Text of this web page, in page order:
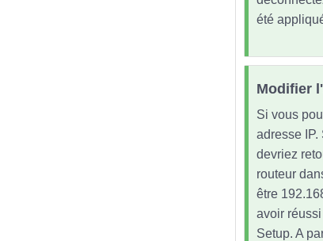
été
Modifier
Si vous
adresse IP.
devriez
routeur
être
avoir
Setup. A